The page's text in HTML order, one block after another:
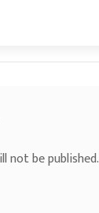
not be published.